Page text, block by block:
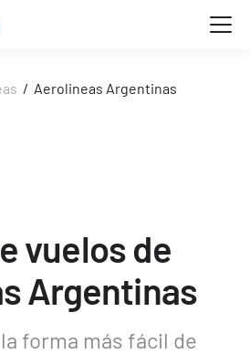
/ Aerolineas Argentinas
vuelos de
Argentinas
forma más fácil de